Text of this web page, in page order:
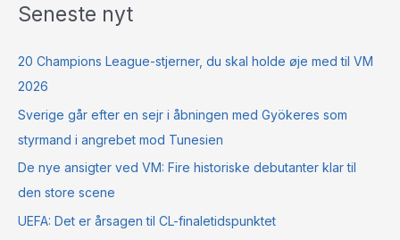
Seneste nyt
20 Champions League-stjerner, du skal holde øje med til VM
2026
Sverige går efter en sejr i åbningen med Gyökeres som
styrmand i angrebet mod Tunesien
De nye ansigter ved VM: Fire historiske debutanter klar til
den store scene
UEFA: Det er årsagen til CL-finaletidspunktet